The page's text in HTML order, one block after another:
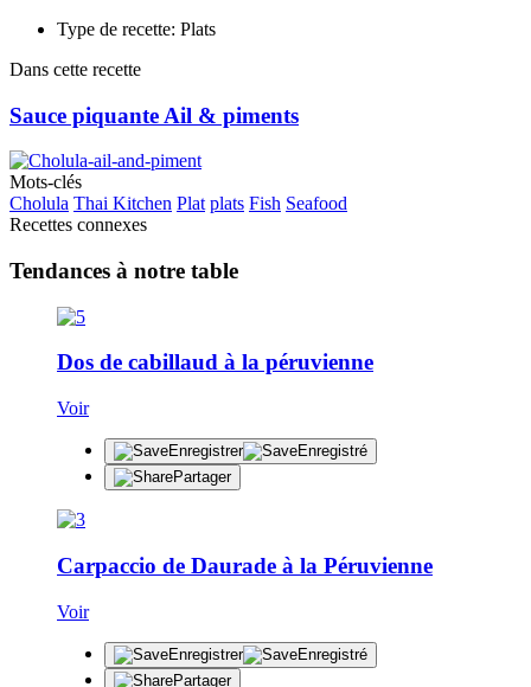
Type de recette: Plats
Dans cette recette
Sauce piquante Ail & piments
Mots-clés
Cholula Thai Kitchen Plat plats Fish Seafood
Recettes connexes
Tendances à notre table
Dos de cabillaud à la péruvienne
Voir
Enregistrer
Enregistré
Partager
Carpaccio de Daurade à la Péruvienne
Voir
Enregistrer
Enregistré
Partager